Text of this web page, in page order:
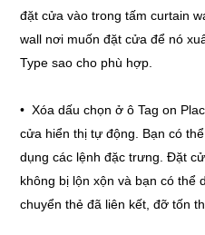
đặt cửa vào trong tấm curtain
wall nơi muốn đặt cửa để nó
Type sao cho phù hợp.
• Xóa dấu chọn ở ô Tag on
cửa hiển thị tự động. Bạn có
dụng các lệnh đặc trưng. Đặt
không bị lộn xộn và bạn có thể
chuyển thẻ đã liên kết, đỡ tốn